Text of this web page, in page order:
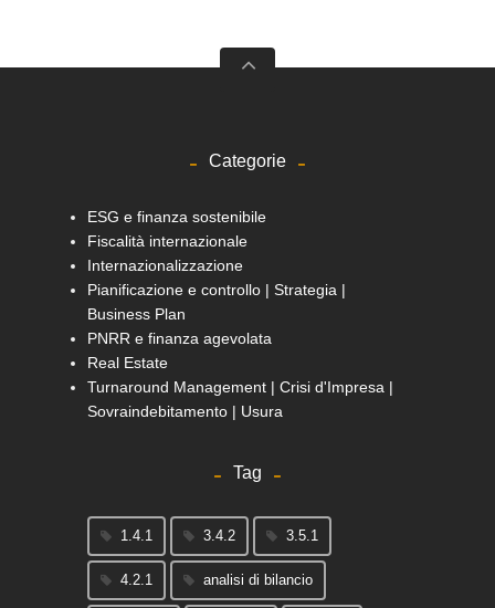
Categorie
ESG e finanza sostenibile
Fiscalità internazionale
Internazionalizzazione
Pianificazione e controllo | Strategia |
Business Plan
PNRR e finanza agevolata
Real Estate
Turnaround Management | Crisi d'Impresa |
Sovraindebitamento | Usura
Tag
1.4.1 3.4.2 3.5.1
4.2.1 analisi di bilancio